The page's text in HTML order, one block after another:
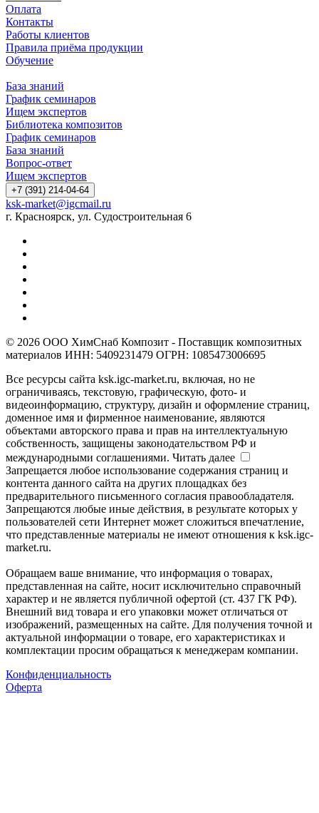
Оплата
Контакты
Работы клиентов
Правила приёма продукции
Обучение
База знаний
График семинаров
Ищем экспертов
Библиотека композитов
График семинаров
База знаний
Вопрос-ответ
Ищем экспертов
+7 (391) 214-04-64
ksk-market@igcmail.ru
г. Красноярск, ул. Судостроительная 6
© 2026 ООО ХимСнаб Композит - Поставщик композитных
материалов ИНН: 5409231479 ОГРН: 1085473006695
Все ресурсы сайта ksk.igc-market.ru, включая, но не
ограничиваясь, текстовую, графическую, фото- и
видеоинформацию, структуру, дизайн и оформление страниц,
доменное имя и фирменное наименование, являются
объектами авторского права и прав на интеллектуальную
собственность, защищены законодательством РФ и
международными соглашениями. Читать далее
Запрещается любое использование содержания страниц и
контента данного сайта на других площадках без
предварительного письменного согласия правообладателя.
Запрещаются любые иные действия, в результате которых у
пользователей сети Интернет может сложиться впечатление,
что представленные материалы не имеют отношения к ksk.igc-
market.ru.
Обращаем ваше внимание, что информация о товарах,
представленная на сайте, носит исключительно справочный
характер и не является публичной офертой (ст. 437 ГК РФ).
Внешний вид товара и его упаковки может отличаться от
изображений, размещенных на сайте. Для получения точной и
актуальной информации о товаре, его характеристиках и
комплектации просим обращаться к менеджерам компании.
Конфиденциальность
Оферта